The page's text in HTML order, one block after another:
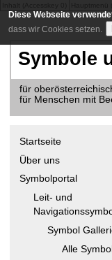
Diese Webseite
dass wir Cookies setzen.
Symbole
für
für Menschen mit
Startseite
Über uns
Symbolportal
Leit- und
Symbol
Alle